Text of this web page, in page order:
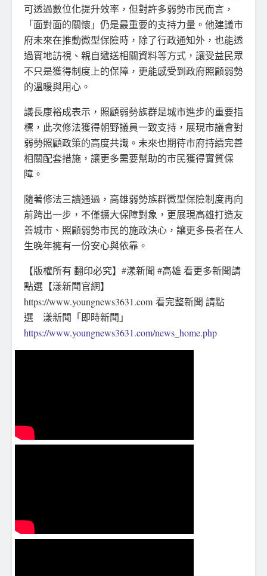
可透過數位化提升效率，但對許多弱勢市民而言，
「面對面的關懷」仍是最重要的支持力量。他建議市
府未來在推動微型保險時，除了行政通知外，也能透
過實地訪視、親自遞送相關資料等方式，讓受益民眾
不只是獲得制度上的保障，更能感受到政府照顧弱勢
的溫暖與用心。
議長康裕成表示，照顧弱勢族群是城市進步的重要指
標，此次修法獲得朝野議員一致支持，展現市議會對
弱勢照顧政策的高度共識。未來也期待市府持續完善
相關配套措施，讓更多需要幫助的市民獲得實質保
障。
隨著修法三讀通過，高雄弱勢族群微型保險制度再向
前跨出一步，不僅擴大保障對象，更展現高雄打造友
善城市、照顧弱勢市民的施政決心，讓更多長者在人
生晚年擁有一份安心與依靠。
【版權所有 翻印必究】#漾新聞 #高雄 看更多新聞請
點選【漾新聞官網】
https://www.youngnews3631.com 看完整新聞 請點
選 漾新聞「即時新聞」
https://www.youngnews3631.com/news_home.php